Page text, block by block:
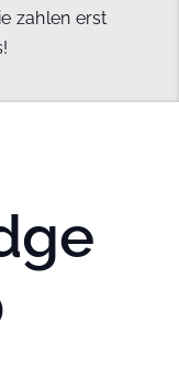
zahlen erst